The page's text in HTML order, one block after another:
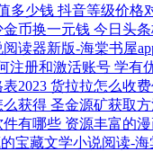
多少钱 抖音等级价格
币换一元钱 今日头
读器新版-海棠书屋
注册和激活账号 学有
2023 货拉拉怎么收
获得 圣金源矿获取
有哪些 资源丰富的
宝藏文学小说阅读-海